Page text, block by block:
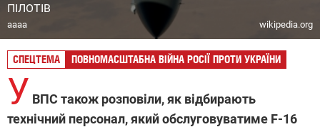
ПІЛОТІВ
аааа wikipedia.org
СПЕЦТЕМА ПОВНОМАСШТАБНА ВІЙНА РОСІЇ ПРОТИ УКРАЇНИ
У ВПС також розповіли, як відбирають
технічний персонал, який обслуговуватиме F-16